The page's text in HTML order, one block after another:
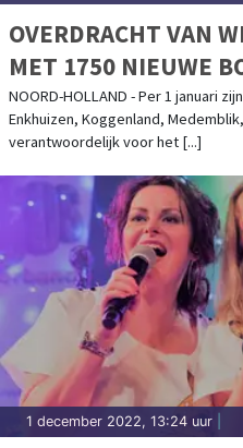
OVERDRACHT VAN
MET 1750 NIEUWE
NOORD-HOLLAND - Per 1 januari
Enkhuizen, Koggenland,
verantwoordelijk voor het [...]
1 december 2022, 13:24 uur